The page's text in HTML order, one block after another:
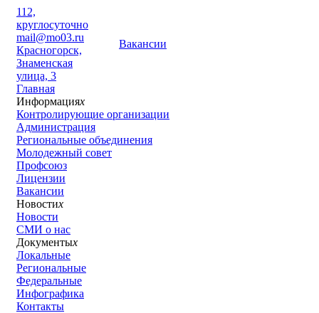
112,
круглосуточно
mail@mo03.ru
Красногорск,
Знаменская
улица, 3
Вакансии
Главная
Информацияx
Контролирующие организации
Администрация
Региональные объединения
Молодежный совет
Профсоюз
Лицензии
Вакансии
Новостиx
Новости
СМИ о нас
Документыx
Локальные
Региональные
Федеральные
Инфографика
Контакты